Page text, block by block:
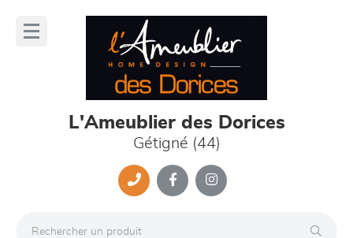
L'Ameublier des Dorices
Gétigné (44)